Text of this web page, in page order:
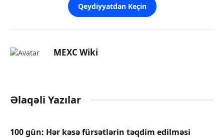
Qeydiyyatdan Keçin
MEXC Wiki
Əlaqəli Yazılar
100 gün: Hər kəsə fürsətlərin təqdim edilməsi